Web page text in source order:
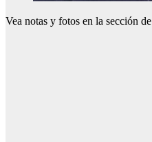
Vea notas y fotos en la sección de